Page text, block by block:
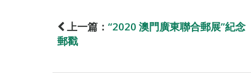
上一篇： “2020 澳門廣東聯合郵展”紀念
郵戳